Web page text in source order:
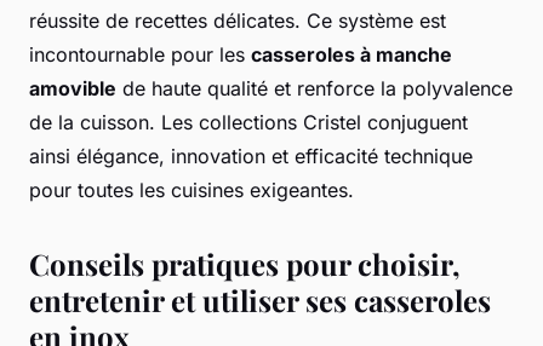
réussite de recettes délicates. Ce système est
incontournable pour les casseroles à manche
amovible de haute qualité et renforce la polyvalence
de la cuisson. Les collections Cristel conjuguent
ainsi élégance, innovation et efficacité technique
pour toutes les cuisines exigeantes.
Conseils pratiques pour choisir,
entretenir et utiliser ses casseroles
en inox